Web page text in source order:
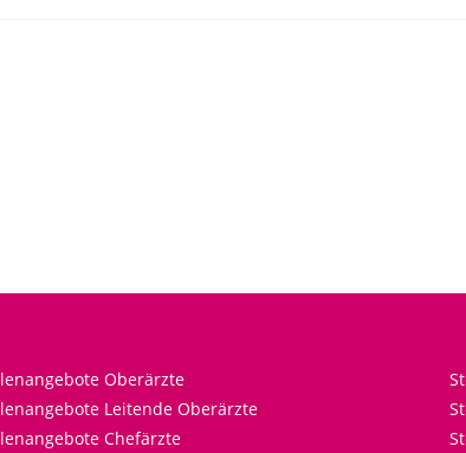
Oberärzte
Leitende Oberärzte
Chefärzte